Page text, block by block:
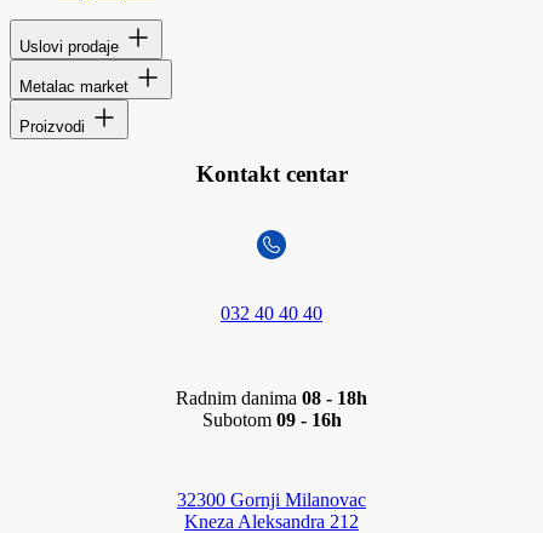
Uslovi prodaje
Metalac market
Proizvodi
Kontakt centar
032 40 40 40
Radnim danima 08 - 18h
Subotom 09 - 16h
32300 Gornji Milanovac
Kneza Aleksandra 212